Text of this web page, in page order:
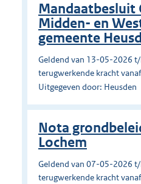
Mandaatbesluit
Midden- en
gemeente
Geldend van 13-05-2026
terugwerkende kracht
Uitgegeven door: Heusden
Nota
Lochem
Geldend van 07-05-2026
terugwerkende kracht